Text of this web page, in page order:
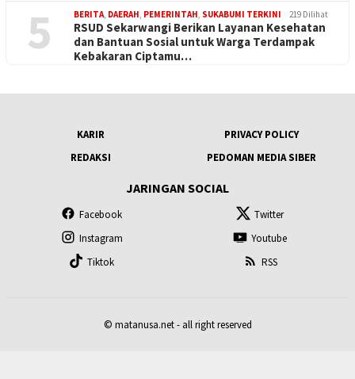
5 BERITA, DAERAH, PEMERINTAH, SUKABUMI TERKINI 219 Dilihat
RSUD Sekarwangi Berikan Layanan Kesehatan
dan Bantuan Sosial untuk Warga Terdampak
Kebakaran Ciptamu…
KARIR
PRIVACY POLICY
REDAKSI
PEDOMAN MEDIA SIBER
JARINGAN SOCIAL
Facebook
Twitter
Instagram
Youtube
Tiktok
RSS
© matanusa.net - all right reserved